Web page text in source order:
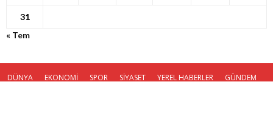
31
« Tem
DÜNYA EKONOMİ SPOR SİYASET YEREL HABERLER
GÜNDEM